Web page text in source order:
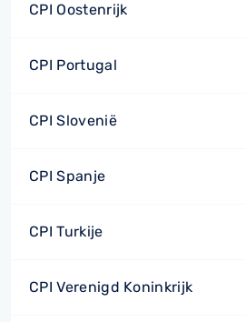
CPI Oostenrijk
CPI Portugal
CPI Slovenië
CPI Spanje
CPI Turkije
CPI Verenigd Koninkrijk